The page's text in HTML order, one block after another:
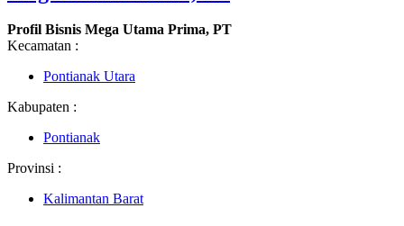
Profil Bisnis Mega Utama Prima, PT
Kecamatan :
Pontianak Utara
Kabupaten :
Pontianak
Provinsi :
Kalimantan Barat